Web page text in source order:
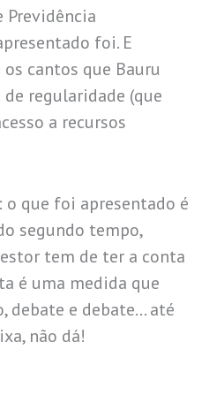
Previdência
foi. E
cantos que Bauru
regularidade (que
a recursos
o que foi apresentado é
segundo tempo,
tem de ter a conta
é uma medida que
debate e debate… até
não dá!